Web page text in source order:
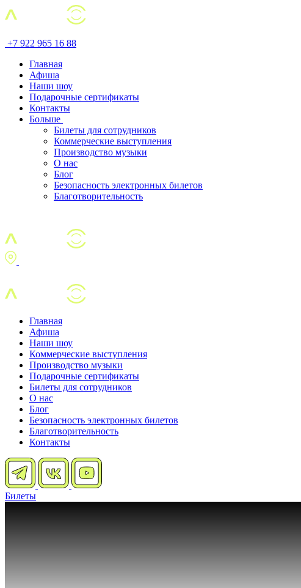
+7 922 965 16 88
Главная
Афиша
Наши шоу
Подарочные сертификаты
Контакты
Больше
Билеты для сотрудников
Коммерческие выступления
Производство музыки
О нас
Блог
Безопасность электронных билетов
Благотворительность
Главная
Афиша
Наши шоу
Коммерческие выступления
Производство музыки
Подарочные сертификаты
Билеты для сотрудников
О нас
Блог
Безопасность электронных билетов
Благотворительность
Контакты
Билеты